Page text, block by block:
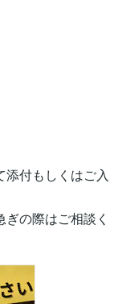
添付もしくはご入
の際はご相談く